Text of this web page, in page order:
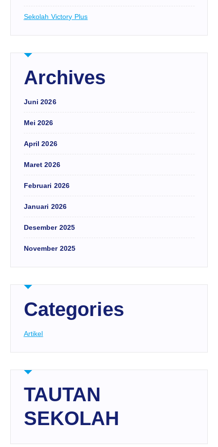
Sekolah Victory Plus
Archives
Juni 2026
Mei 2026
April 2026
Maret 2026
Februari 2026
Januari 2026
Desember 2025
November 2025
Categories
Artikel
TAUTAN
SEKOLAH